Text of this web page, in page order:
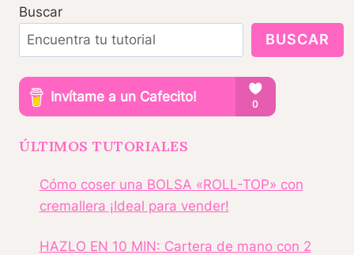
♥
Buscar
BUSCAR
ÚLTIMOS TUTORIALES
Cómo coser una BOLSA «ROLL-TOP» con
cremallera ¡Ideal para vender!
HAZLO EN 10 MIN: Cartera de mano con 2